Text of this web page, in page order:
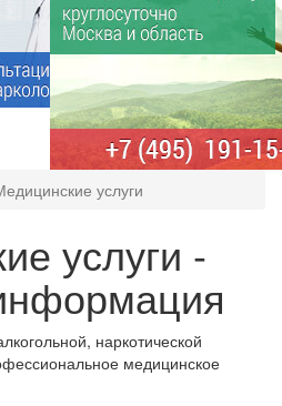
услуги
услуги -
наркотической
медицинское